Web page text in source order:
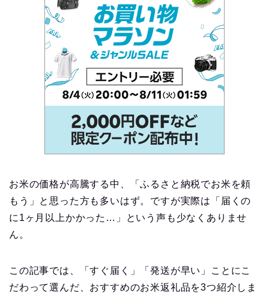
お米の価格が高騰する中、「ふるさと納税でお米を頼
もう」と思った方も多いはず。ですが実際は「届くの
に1ヶ月以上かかった…」という声も少なくありませ
ん。
この記事では、「すぐ届く」「発送が早い」ことにこ
だわって選んだ、おすすめのお米返礼品を3つ紹介しま